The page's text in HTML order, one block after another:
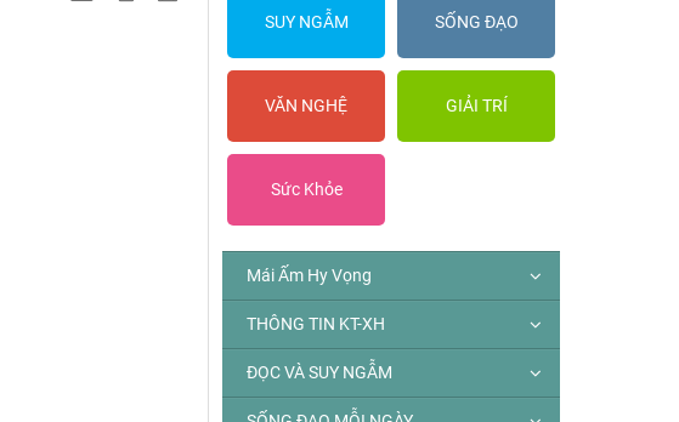
SUY NGẪM SỐNG ĐẠO
VĂN NGHỆ GIẢI TRÍ
Sức Khỏe
Mái Ấm Hy Vọng
THÔNG TIN KT-XH
ĐỌC VÀ SUY NGẪM